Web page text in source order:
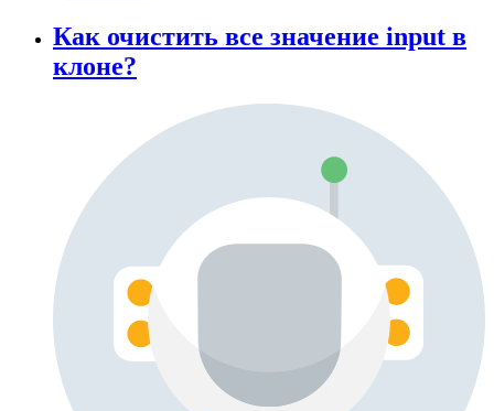
Как очистить все значение input в
клоне?